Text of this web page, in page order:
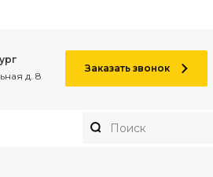
д. 8
Заказать звонок